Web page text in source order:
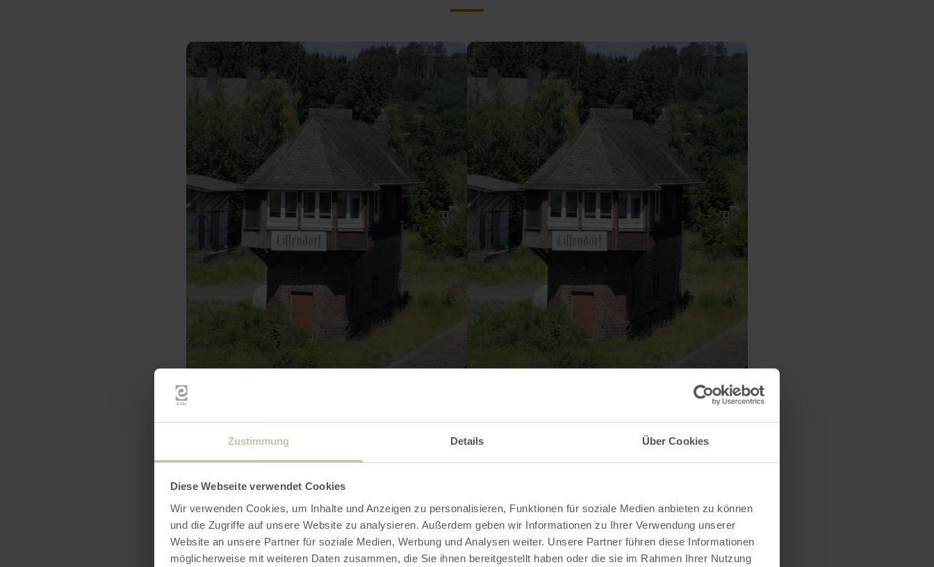
Zustimmung Details Über Cookies
Diese Webseite verwendet Cookies
Wir verwenden Cookies, um Inhalte und Anzeigen zu personalisieren, Funktionen für soziale Medien anbieten zu können
und die Zugriffe auf unsere Website zu analysieren. Außerdem geben wir Informationen zu Ihrer Verwendung unserer
Website an unsere Partner für soziale Medien, Werbung und Analysen weiter. Unsere Partner führen diese Informationen
möglicherweise mit weiteren Daten zusammen, die Sie ihnen bereitgestellt haben oder die sie im Rahmen Ihrer Nutzung
Contact